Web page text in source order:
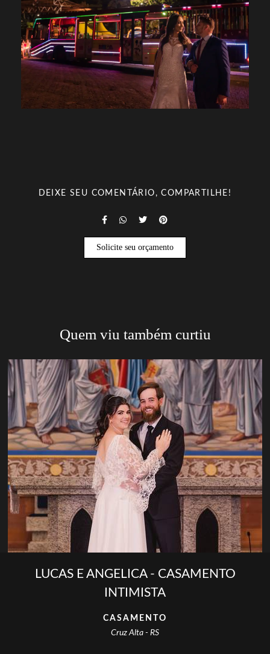
DEIXE SEU COMENTÁRIO, COMPARTILHE!
Solicite seu orçamento
Quem viu também curtiu
LUCAS E ANGELICA - CASAMENTO
INTIMISTA
CASAMENTO
Cruz Alta - RS